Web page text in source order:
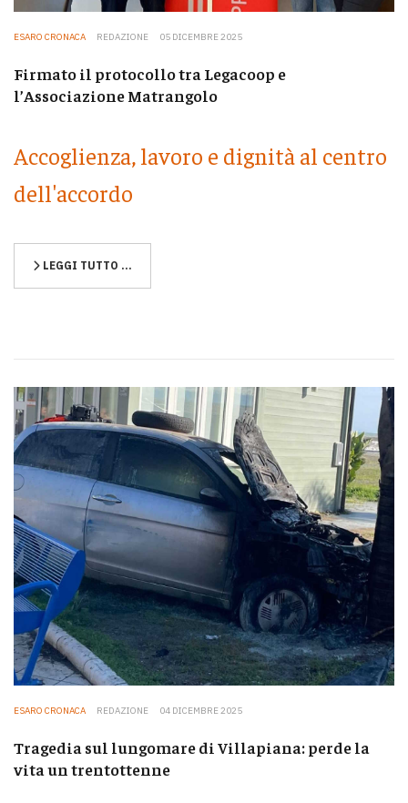
ESARO CRONACA REDAZIONE 05 DICEMBRE 2025
Firmato il protocollo tra Legacoop e
l’Associazione Matrangolo
Accoglienza, lavoro e dignità al centro
dell'accordo
LEGGI TUTTO …
ESARO CRONACA REDAZIONE 04 DICEMBRE 2025
Tragedia sul lungomare di Villapiana: perde la
vita un trentottenne